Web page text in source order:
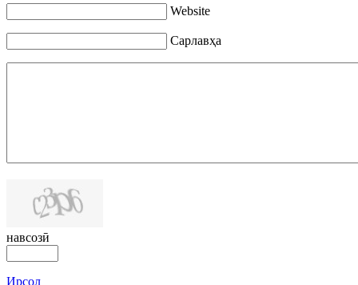
Website
Сарлавҳа
навсозӣ
Ирсол